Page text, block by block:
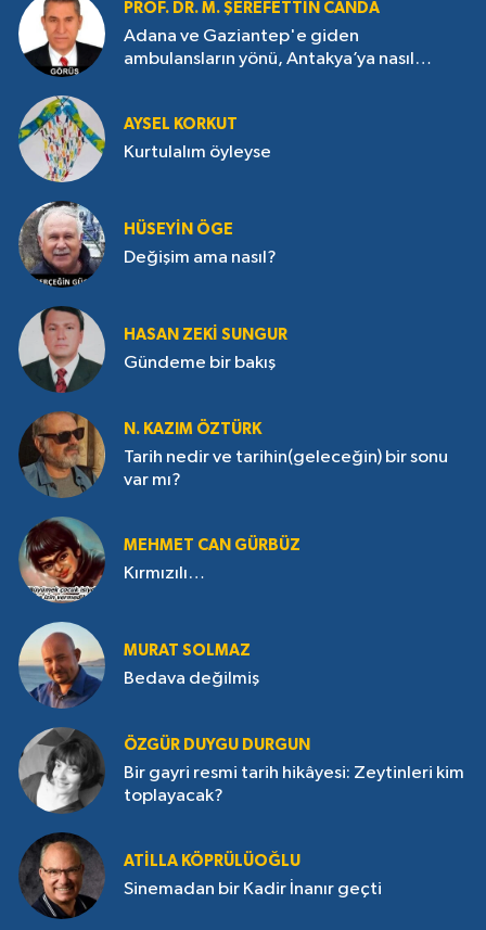
PROF. DR. M. ŞEREFETTIN CANDA
Adana ve Gaziantep'e giden
ambulansların yönü, Antakya’ya nasıl
AYSEL KORKUT
Kurtulalım öyleyse
HÜSEYIN ÖGE
Değişim ama nasıl?
HASAN ZEKI SUNGUR
Gündeme bir bakış
N. KAZIM ÖZTÜRK
Tarih nedir ve tarihin(geleceğin) bir sonu
var mı?
MEHMET CAN GÜRBÜZ
Kırmızılı…
MURAT SOLMAZ
Bedava değilmiş
ÖZGÜR DUYGU DURGUN
Bir gayri resmi tarih hikâyesi: Zeytinleri kim
toplayacak?
ATILLA KÖPRÜLÜOĞLU
Sinemadan bir Kadir İnanır geçti